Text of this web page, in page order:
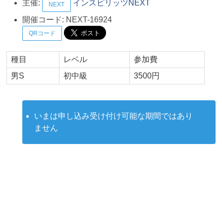
主催:
NEXT
インスピリッツNEXT
開催コード: NEXT-16924
QRコード
種目 レベル
参加費
男S
初中級 3500円
いまは申し込み受け付け可能な期間ではあり
ません